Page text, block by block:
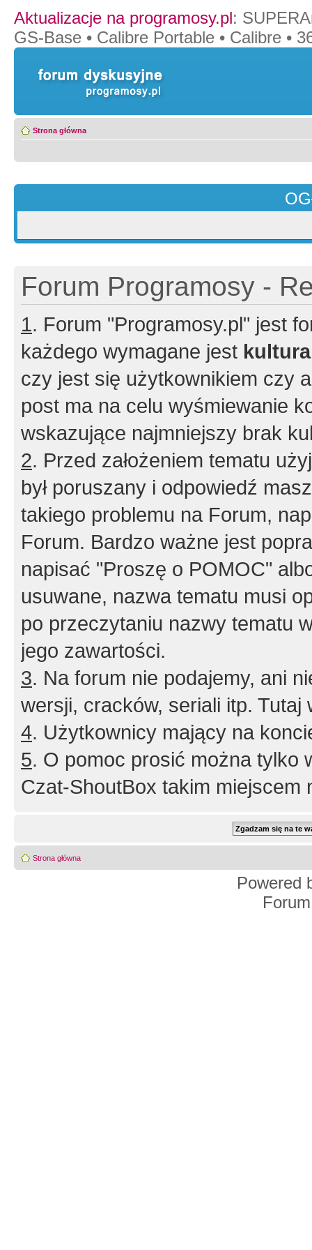
Aktualizacje na programosy.pl:
GS-Base • Calibre Portable • Calibre •
Strona główna
Forum Programosy -
1. Forum "Programosy.pl" jest
każdego wymagane jest
czy jest się użytkownikiem czy
post ma na celu wyśmiewanie
wskazujące najmniejszy brak
2. Przed założeniem tematu
był poruszany i odpowiedź
takiego problemu na Forum,
Forum. Bardzo ważne jest
napisać "Proszę o POMOC"
usuwane, nazwa tematu musi
po przeczytaniu nazwy tematu
jego zawartości.
3. Na forum nie podajemy, ani
wersji, cracków, seriali itp. Tutaj
4. Użytkownicy mający na
5. O pomoc prosić można tylko
Czat-ShoutBox takim miejscem
Strona główna
Powered